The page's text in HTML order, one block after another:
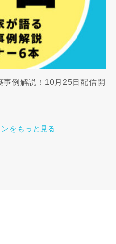
事例解説！10月25日配信開
をもっと見る